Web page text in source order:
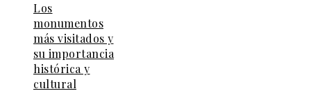
Los
monumentos
más visitados y
su importancia
histórica y
cultural